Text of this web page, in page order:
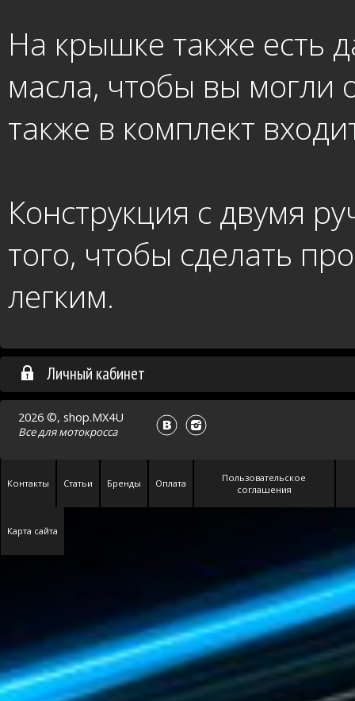
На крышке также есть
масла, чтобы вы могли
также в комплект
Конструкция с двумя
того, чтобы сделать
легким.
Личный кабинет
2026 ©, shop.MX4U
Все длямотокросса
Контакты Статьи Бренды Оплата
Пользовательское
соглашения
Карта сайта